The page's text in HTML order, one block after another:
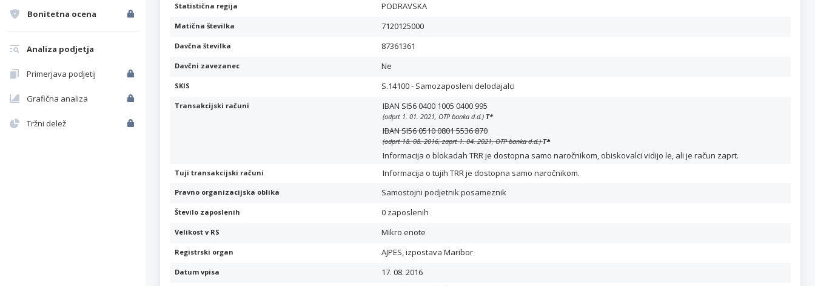
Bonitetna ocena
Analiza podjetja
Primerjava podjetij
Grafična analiza
Tržni delež
Statistična regija PODRAVSKA
Matična številka 7120125000
Davčna številka 87361361
Davčni zavezanec Ne
SKIS S.14100 - Samozaposleni delodajalci
Transakcijski računi IBAN SI56 0400 1005 0400 995
(odprt 1. 01. 2021, OTP banka d.d.) T*
IBAN SI56 0510 0801 5536 870
(odprt 18. 08. 2016, zaprt 1. 04. 2021, OTP banka d.d.)T*
Informacija o blokadah TRR je dostopna samo naročnikom, obiskovalci vidijo le, ali je račun zaprt.
Tuji transakcijski računi Informacija o tujih TRR je dostopna samo naročnikom.
Pravno organizacijska oblika Samostojni podjetnik posameznik
Število zaposlenih 0 zaposlenih
Velikost v RS Mikro enote
Registrski organ AJPES, izpostava Maribor
Datum vpisa 17. 08. 2016